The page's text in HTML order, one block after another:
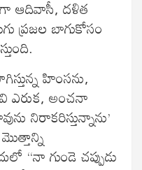
ఆదివాసీ, దళిత
ప్రజల బాగుకోసం
హింసను,
ఎరుక, అంచనా
నిరాకరిస్తున్నాను’
“నా గుండె చప్పుడు